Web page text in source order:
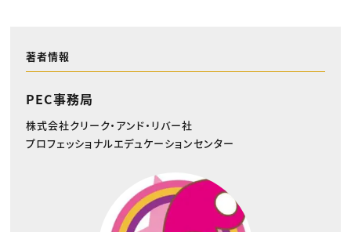
著者情報
PEC事務局
株式会社クリーク・アンド・リバー社
プロフェッショナルエデュケーションセンター